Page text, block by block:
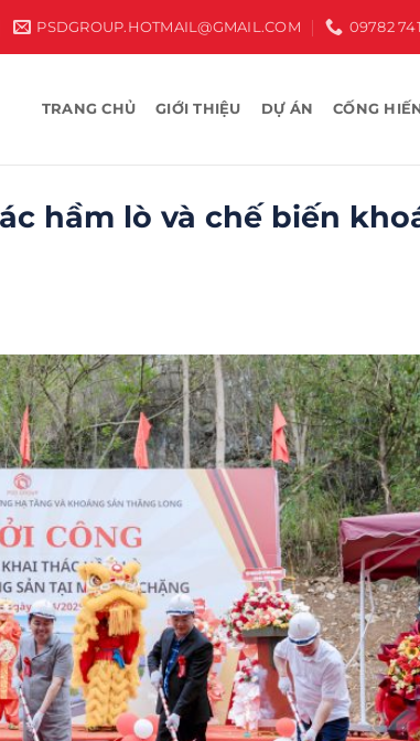
PSDGROUP.HOTMAIL@GMAIL.COM 09782
TRANG CHỦ GIỚI THIỆU DỰ ÁN CỐNG
hầm lò và chế biến